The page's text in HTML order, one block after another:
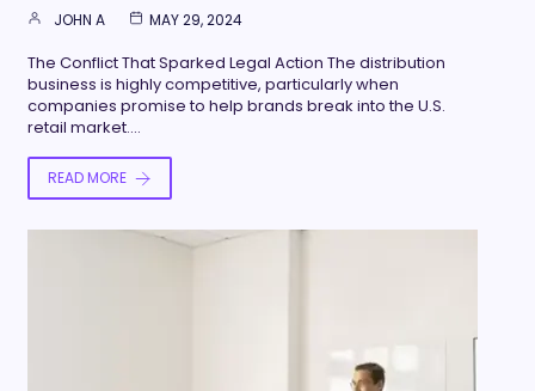
JOHN A MAY 29, 2024
The Conflict That Sparked Legal Action The distribution
business is highly competitive, particularly when
companies promise to help brands break into the U.S.
retail market.…
READ MORE